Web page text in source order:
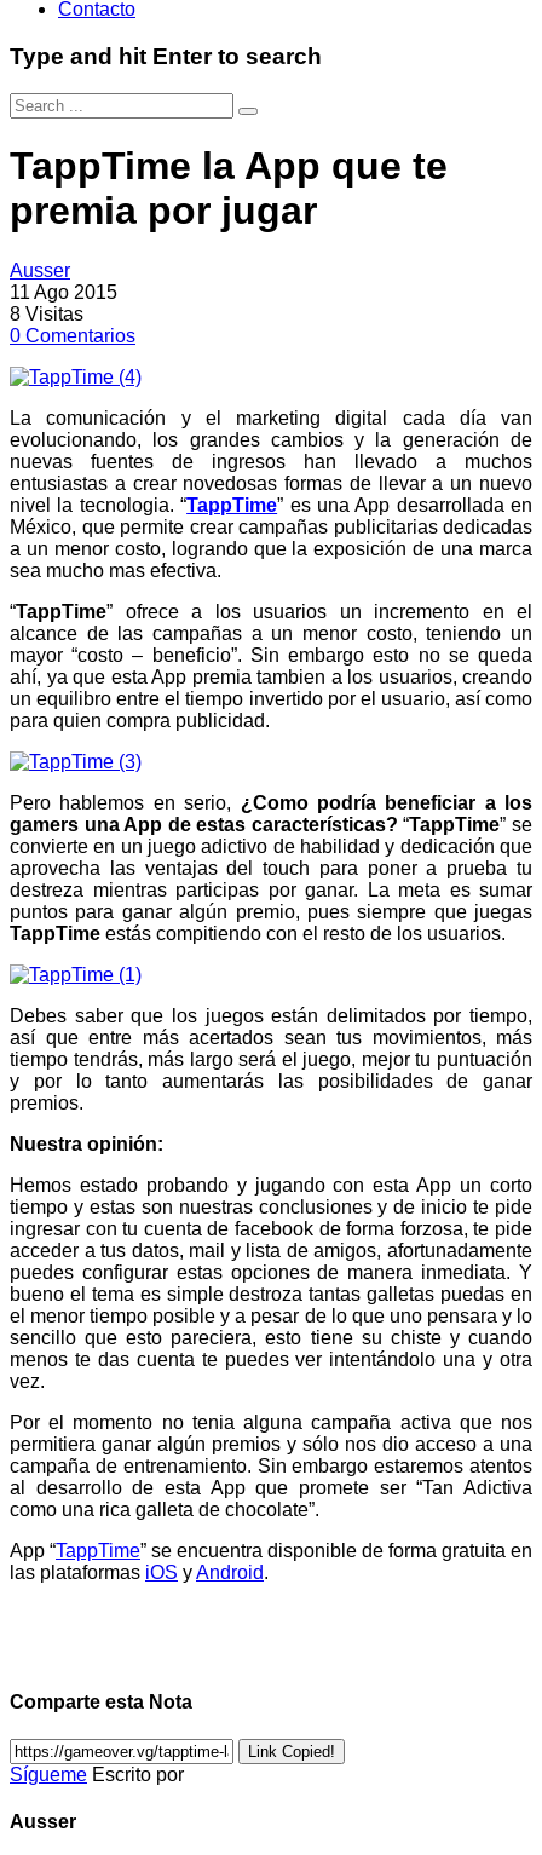
Contacto
Type and hit Enter to search
TappTime la App que te
premia por jugar
Ausser
11 Ago 2015
8 Visitas
0 Comentarios
La comunicación y el marketing digital cada día van
evolucionando, los grandes cambios y la generación de
nuevas fuentes de ingresos han llevado a muchos
entusiastas a crear novedosas formas de llevar a un nuevo
nivel la tecnologia. “TappTime” es una App desarrollada en
México, que permite crear campañas publicitarias dedicadas
a un menor costo, logrando que la exposición de una marca
sea mucho mas efectiva.
“TappTime” ofrece a los usuarios un incremento en el
alcance de las campañas a un menor costo, teniendo un
mayor “costo – beneficio”. Sin embargo esto no se queda
ahí, ya que esta App premia tambien a los usuarios, creando
un equilibro entre el tiempo invertido por el usuario, así como
para quien compra publicidad.
Pero hablemos en serio, ¿Como podría beneficiar a los
gamers una App de estas características? “TappTime” se
convierte en un juego adictivo de habilidad y dedicación que
aprovecha las ventajas del touch para poner a prueba tu
destreza mientras participas por ganar. La meta es sumar
puntos para ganar algún premio, pues siempre que juegas
TappTime estás compitiendo con el resto de los usuarios.
Debes saber que los juegos están delimitados por tiempo,
así que entre más acertados sean tus movimientos, más
tiempo tendrás, más largo será el juego, mejor tu puntuación
y por lo tanto aumentarás las posibilidades de ganar
premios.
Nuestra opinión:
Hemos estado probando y jugando con esta App un corto
tiempo y estas son nuestras conclusiones y de inicio te pide
ingresar con tu cuenta de facebook de forma forzosa, te pide
acceder a tus datos, mail y lista de amigos, afortunadamente
puedes configurar estas opciones de manera inmediata. Y
bueno el tema es simple destroza tantas galletas puedas en
el menor tiempo posible y a pesar de lo que uno pensara y lo
sencillo que esto pareciera, esto tiene su chiste y cuando
menos te das cuenta te puedes ver intentándolo una y otra
vez.
Por el momento no tenia alguna campaña activa que nos
permitiera ganar algún premios y sólo nos dio acceso a una
campaña de entrenamiento. Sin embargo estaremos atentos
al desarrollo de esta App que promete ser “Tan Adictiva
como una rica galleta de chocolate”.
App “TappTime” se encuentra disponible de forma gratuita en
las plataformas iOS yAndroid.
Comparte esta Nota
Link Copied!
Sígueme Escrito por
Ausser